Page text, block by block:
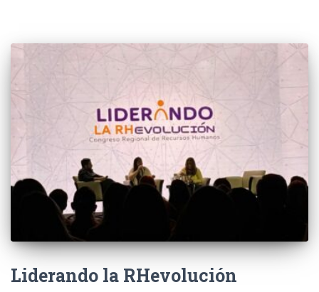
Liderando la RHevolución